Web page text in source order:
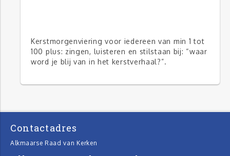
Kerstmorgenviering voor iedereen van min 1 tot
100 plus: zingen, luisteren en stilstaan bij: “waar
word je blij van in het kerstverhaal?”.
Contactadres
Alkmaarse Raad van Kerken